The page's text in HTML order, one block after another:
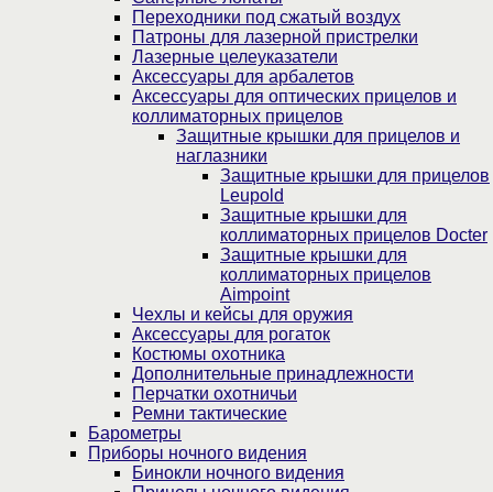
Переходники под сжатый воздух
Патроны для лазерной пристрелки
Лазерные целеуказатели
Аксессуары для арбалетов
Аксессуары для оптических прицелов и
коллиматорных прицелов
Защитные крышки для прицелов и
наглазники
Защитные крышки для прицелов
Leupold
Защитные крышки для
коллиматорных прицелов Docter
Защитные крышки для
коллиматорных прицелов
Aimpoint
Чехлы и кейсы для оружия
Аксессуары для рогаток
Костюмы охотника
Дополнительные принадлежности
Перчатки охотничьи
Ремни тактические
Барометры
Приборы ночного видения
Бинокли ночного видения